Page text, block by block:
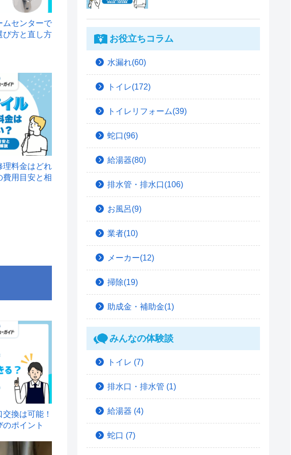
ムセンターで
び方と直し方
理料金はどれ
費用目安と相
換は可能！
ポイント
お役立ちコラム
水漏れ(60)
トイレ(172)
トイレリフォーム(39)
蛇口(96)
給湯器(80)
排水管・排水口(106)
お風呂(9)
業者(10)
メーカー(12)
掃除(19)
助成金・補助金(1)
みんなの体験談
トイレ (7)
排水口・排水管 (1)
給湯器 (4)
蛇口 (7)